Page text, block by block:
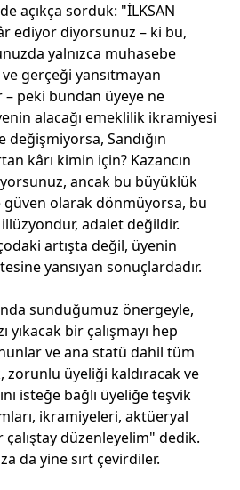
açıkça sorduk: "İLKSAN
ediyor diyorsunuz – ki bu,
yalnızca muhasebe
gerçeği yansıtmayan
– peki bundan üyeye ne
alacağı emeklilik ikramiyesi
Sandığın
kârı kimin için? Kazancın
ancak bu büyüklük
güven olarak dönmüyorsa, bu
adalet değildir.
artışta değil, üyenin
yansıyan sonuçlardadır.
sunduğumuz önergeyle,
yıkacak bir çalışmayı hep
ve ana statü dahil tüm
zorunlu üyeliği kaldıracak ve
isteğe bağlı üyeliğe teşvik
ikramiyeleri, aktüeryal
düzenleyelim" dedik.
da yine sırt çevirdiler.